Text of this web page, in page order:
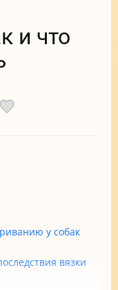
и что
у собак
вязки